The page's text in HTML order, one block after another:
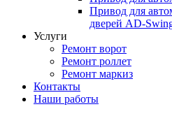
Привод для
дверей AD-
Услуги
Ремонт ворот
Ремонт роллет
Ремонт маркиз
Контакты
Наши работы